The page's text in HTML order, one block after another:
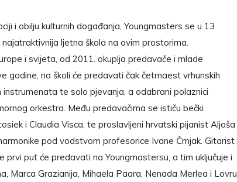
i obilju kulturnih događanja, Youngmasters se u 13
ljetna škola na ovim prostorima.
i svijeta, od 2011. okuplja predavače i mlade
godine, na školi će predavati čak četrnaest vrhunskih
te solo pjevanja, a odabrani polaznici
orkestra. Među predavačima se ističu bečki
i Claudia Visca, te proslavljeni hrvatski pijanist Aljoša
pod vodstvom profesorice Ivane Črnjak. Gitarist
prvi put će predavati na Youngmastersu, a tim uključuje i
Marca Grazianija, Mihaela Paara, Nenada Merlea i Lovru